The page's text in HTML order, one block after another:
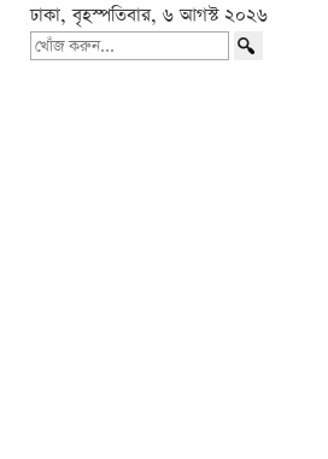
ঢাকা, বৃহস্পতিবার, ৬ আগস্ট ২০২৬